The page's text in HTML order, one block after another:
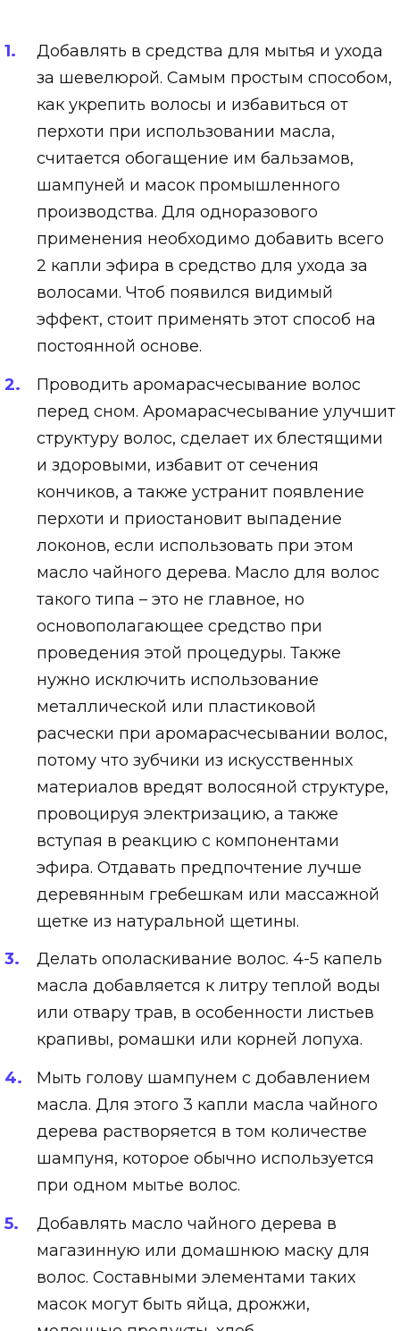
Добавлять в средства для мытья и ухода
за шевелюрой. Самым простым способом,
как укрепить волосы и избавиться от
перхоти при использовании масла,
считается обогащение им бальзамов,
шампуней и масок промышленного
производства. Для одноразового
применения необходимо добавить всего
2 капли эфира в средство для ухода за
волосами. Чтоб появился видимый
эффект, стоит применять этот способ на
постоянной основе.
Проводить аромарасчесывание волос
перед сном. Аромарасчесывание улучшит
структуру волос, сделает их блестящими
и здоровыми, избавит от сечения
кончиков, а также устранит появление
перхоти и приостановит выпадение
локонов, если использовать при этом
масло чайного дерева. Масло для волос
такого типа – это не главное, но
основополагающее средство при
проведения этой процедуры. Также
нужно исключить использование
металлической или пластиковой
расчески при аромарасчесывании волос,
потому что зубчики из искусственных
материалов вредят волосяной структуре,
провоцируя электризацию, а также
вступая в реакцию с компонентами
эфира. Отдавать предпочтение лучше
деревянным гребешкам или массажной
щетке из натуральной щетины.
Делать ополаскивание волос. 4-5 капель
масла добавляется к литру теплой воды
или отвару трав, в особенности листьев
крапивы, ромашки или корней лопуха.
Мыть голову шампунем с добавлением
масла. Для этого 3 капли масла чайного
дерева растворяется в том количестве
шампуня, которое обычно используется
при одном мытье волос.
Добавлять масло чайного дерева в
магазинную или домашнюю маску для
волос. Составными элементами таких
масок могут быть яйца, дрожжи,